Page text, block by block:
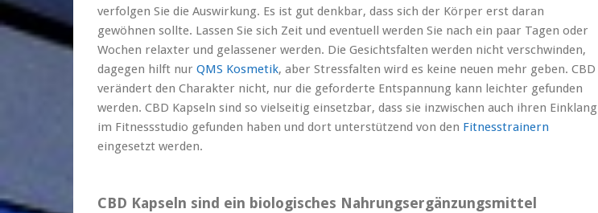
verfolgen Sie die Auswirkung. Es ist gut denkbar, dass sich der Körper erst daran
gewöhnen sollte. Lassen Sie sich Zeit und eventuell werden Sie nach ein paar Tagen oder
Wochen relaxter und gelassener werden. Die Gesichtsfalten werden nicht verschwinden,
dagegen hilft nur QMS Kosmetik, aber Stressfalten wird es keine neuen mehr geben. CBD
verändert den Charakter nicht, nur die geforderte Entspannung kann leichter gefunden
werden. CBD Kapseln sind so vielseitig einsetzbar, dass sie inzwischen auch ihren Einklang
im Fitnessstudio gefunden haben und dort unterstützend von den Fitnesstrainern
eingesetzt werden.
CBD Kapseln sind ein biologisches Nahrungsergänzungsmittel